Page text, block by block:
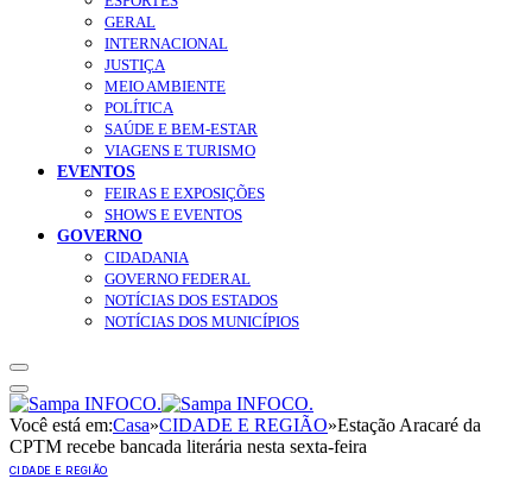
GERAL
INTERNACIONAL
JUSTIÇA
MEIO AMBIENTE
POLÍTICA
SAÚDE E BEM-ESTAR
VIAGENS E TURISMO
EVENTOS
FEIRAS E EXPOSIÇÕES
SHOWS E EVENTOS
GOVERNO
CIDADANIA
GOVERNO FEDERAL
NOTÍCIAS DOS ESTADOS
NOTÍCIAS DOS MUNICÍPIOS
Você está em:Casa»CIDADE E REGIÃO»Estação Aracaré da
CPTM recebe bancada literária nesta sexta-feira
CIDADE E REGIÃO